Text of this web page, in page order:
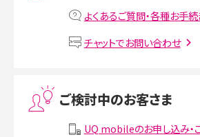
VPN接続とは？仕組みや必要性、メリット・デメリット
Instagram（インスタグラム）でスクショするとバレる
よくあるご質問・各種お手続
チャットでお問い合わせ
ご検討中のお客さま
UQ mobileのお申し込み・